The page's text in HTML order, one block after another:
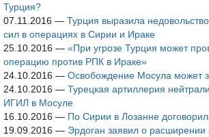
Турция?
07.11.2016 — Турция выразила
сил в операциях в Сирии и Ираке
25.10.2016 — «При угрозе Турция может
операцию против РПК в Ираке»
24.10.2016 — Освобождение Мосула может
24.10.2016 — Турецкая артиллерия
ИГИЛ в Мосуле
16.10.2016 — По Сирии в Лозанне
19.09.2016 — Эрдоган заявил о